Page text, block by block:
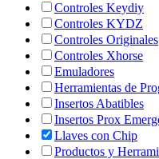
Controles Keydiy
Controles KYDZ
Controles Originales
Controles Xhorse
Emuladores
Herramientas de
Insertos Abatibles
Insertos Prox
Llaves con Chip
Productos y